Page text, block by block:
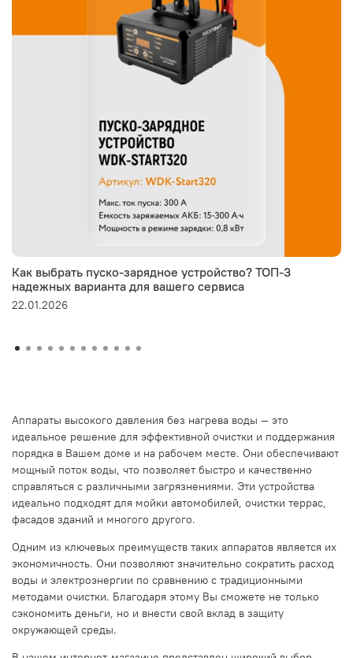
Как выбрать пуско-зарядное устройство? ТОП-3
надежных варианта для вашего сервиса
22.01.2026
Аппараты высокого давления без нагрева воды — это
идеальное решение для эффективной очистки и поддержания
порядка в Вашем доме и на рабочем месте. Они обеспечивают
мощный поток воды, что позволяет быстро и качественно
справляться с различными загрязнениями. Эти устройства
идеально подходят для мойки автомобилей, очистки террас,
фасадов зданий и многого другого.
Одним из ключевых преимуществ таких аппаратов является их
экономичность. Они позволяют значительно сократить расход
воды и электроэнергии по сравнению с традиционными
методами очистки. Благодаря этому Вы сможете не только
сэкономить деньги, но и внести свой вклад в защиту
окружающей среды.